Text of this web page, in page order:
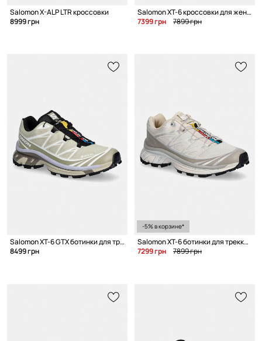
Salomon X-ALP LTR кроссовки
8999 грн
Salomon XT-6 кроссовки для женщин
7399 грн
7899 грн
Salomon XT-6 GTX ботинки для треккинга для детей
8499 грн
-5% в корзине*
Salomon XT-6 ботинки для треккинга
7299 грн
7899 грн